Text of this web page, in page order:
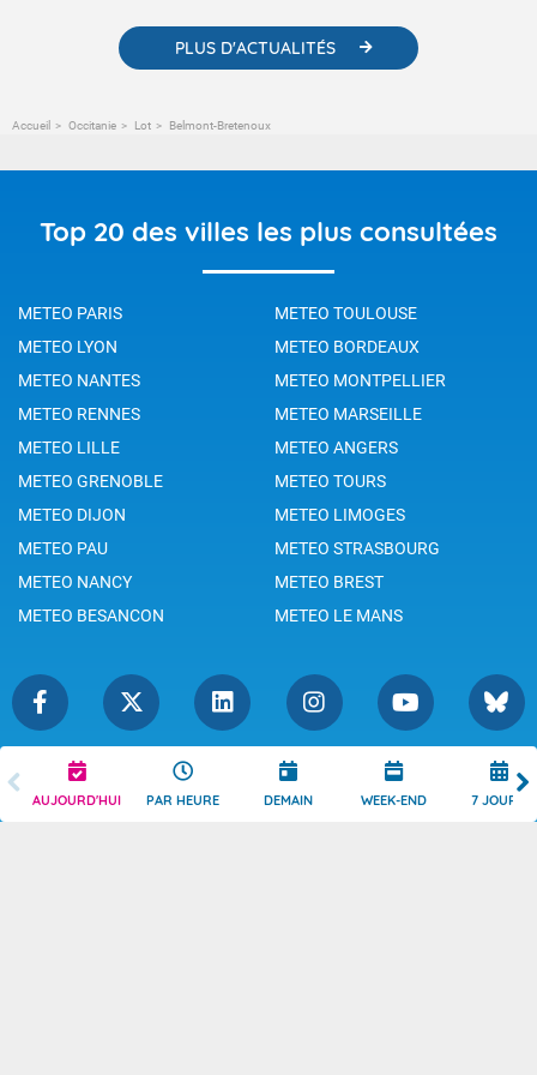
AUJOURD'HUI PAR HEURE DEMAIN WEEK-END 7 JOURS
PLUS D'ACTUALITÉS
Accueil Occitanie Lot Belmont-Bretenoux
Top 20 des villes les plus consultées
METEO PARIS
METEO TOULOUSE
METEO LYON
METEO BORDEAUX
METEO NANTES
METEO MONTPELLIER
METEO RENNES
METEO MARSEILLE
METEO LILLE
METEO ANGERS
METEO GRENOBLE
METEO TOURS
METEO DIJON
METEO LIMOGES
METEO PAU
METEO STRASBOURG
METEO NANCY
METEO BREST
METEO BESANCON
METEO LE MANS